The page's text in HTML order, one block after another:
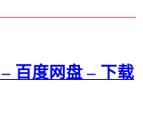
百度网盘 – 下载